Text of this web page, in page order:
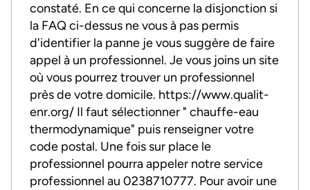
constaté. En ce qui concerne la disjonction si
la FAQ ci-dessus ne vous à pas permis
d'identifier la panne je vous suggère de faire
appel à un professionnel. Je vous joins un site
où vous pourrez trouver un professionnel
près de votre domicile. https://www.qualit-
enr.org/ Il faut sélectionner " chauffe-eau
thermodynamique" puis renseigner votre
code postal. Une fois sur place le
professionnel pourra appeler notre service
professionnel au 0238710777. Pour avoir une